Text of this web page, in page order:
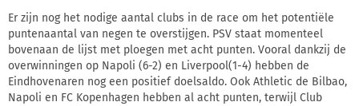
Er zijn nog het nodige aantal clubs in de race om het potentiële
puntenaantal van negen te overstijgen. PSV staat momenteel
bovenaan de lijst met ploegen met acht punten. Vooral dankzij de
overwinningen op Napoli (6-2) en Liverpool(1-4) hebben de
Eindhovenaren nog een positief doelsaldo. Ook Athletic de Bilbao,
Napoli en FC Kopenhagen hebben al acht punten, terwijl Club